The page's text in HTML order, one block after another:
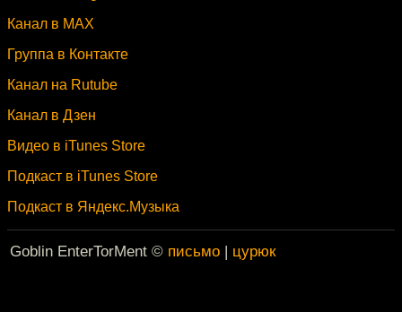
Канал в MAX
Группа в Контакте
Канал на Rutube
Канал в Дзен
Видео в iTunes Store
Подкаст в iTunes Store
Подкаст в Яндекс.Музыка
Goblin EnterTorMent © письмо | цурюк